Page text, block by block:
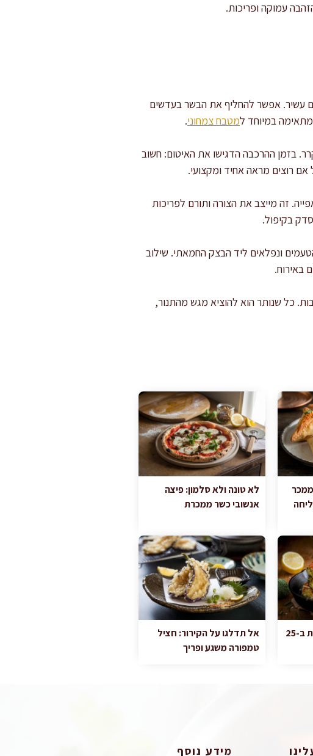
עשיר. אפשר להחליף את הבשר בעדשים
במיוחד למטבח צמחוני.
בזמן ההרכבה הדגישו את האיטום: חשוב
רוצים מראה אחיד ומקצועי.
להניח את הסמבוסקים במקפיא ל-10 דקות לפני האפייה. זה מייצב את הצורה ותורם לפריכות
בקיפול.
ונפלאים ליד הבצק החמאתי. שילוב
באירוח.
כל שנותר הוא להוציא מגש מהתנור,
לא טונה ולא סלמון: פיצה
אנשובי כשר ממכרת
ברוקולי לביבות ממכרות ב-25
אל תדלגו על הקירור: חציל
טמפורה משגע ופריך
מידע נוסף